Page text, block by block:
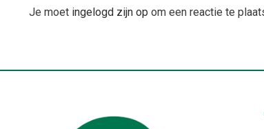
Je moet ingelogd zijn op om een reactie te